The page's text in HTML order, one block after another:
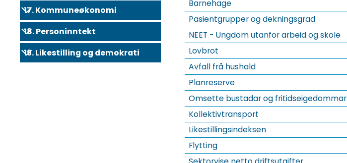
17. Kommuneøkonomi
18. Personinntekt
19. Likestilling og demokrati
Barnehage
Pasientgrupper og dekningsgrad
NEET - Ungdom utanfor arbeid og skole
Lovbrot
Avfall frå hushald
Planreserve
Omsette bustadar og fritidseigedommar
Kollektivtransport
Likestillingsindeksen
Flytting